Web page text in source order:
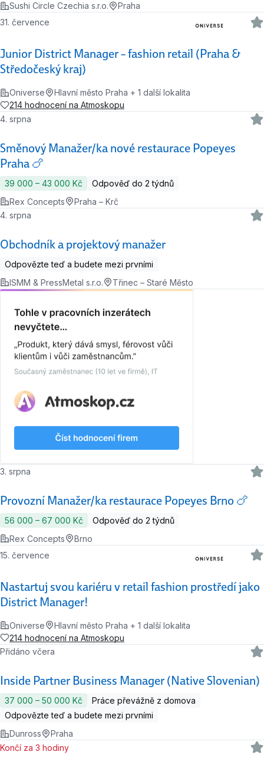
Sushi Circle Czechia s.r.o. Praha
Junior District Manager – fashion retail (Praha &
Středočeský kraj)
31. července
Oniverse
Hlavní město Praha + 1 další lokalita
214 hodnocení na Atmoskopu
Směnový Manažer/ka nové restaurace Popeyes
Praha 🍗
4. srpna
39 000 ‍–‍ 43 000 Kč
Odpověď do 2 týdnů
Rex Concepts
Praha – Krč
Obchodník a projektový manažer
4. srpna
Odpovězte teď a budete mezi prvními
ISMM & PressMetal s.r.o.
Třinec – Staré Město
Provozní Manažer/ka restaurace Popeyes Brno 🍗
3. srpna
56 000 ‍–‍ 67 000 Kč
Odpověď do 2 týdnů
Rex Concepts
Brno
Nastartuj svou kariéru v retail fashion prostředí jako
District Manager!
15. července
Oniverse
Hlavní město Praha + 1 další lokalita
214 hodnocení na Atmoskopu
Inside Partner Business Manager (Native Slovenian)
Přidáno včera
37 000 ‍–‍ 50 000 Kč
Práce převážně z domova
Odpovězte teď a budete mezi prvními
Dunross
Praha
Končí za 3 hodiny